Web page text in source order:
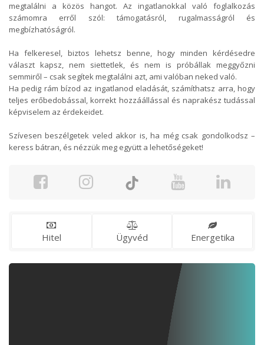
megtalálni a közös hangot. Az ingatlanokkal való foglalkozás
számomra erről szól: támogatásról, rugalmasságról és
megbízhatóságról.
Ha felkeresel, biztos lehetsz benne, hogy minden kérdésedre
választ kapsz, nem siettetlek, és nem is próbállak meggyőzni
semmiről – csak segítek megtalálni azt, ami valóban neked való.
Ha pedig rám bízod az ingatlanod eladását, számíthatsz arra, hogy
teljes erőbedobással, korrekt hozzáállással és naprakész tudással
képviselem az érdekeidet.
Szívesen beszélgetek veled akkor is, ha még csak gondolkodsz –
keress bátran, és nézzük meg együtt a lehetőségeket!
Hitel Ügyvéd Energetika